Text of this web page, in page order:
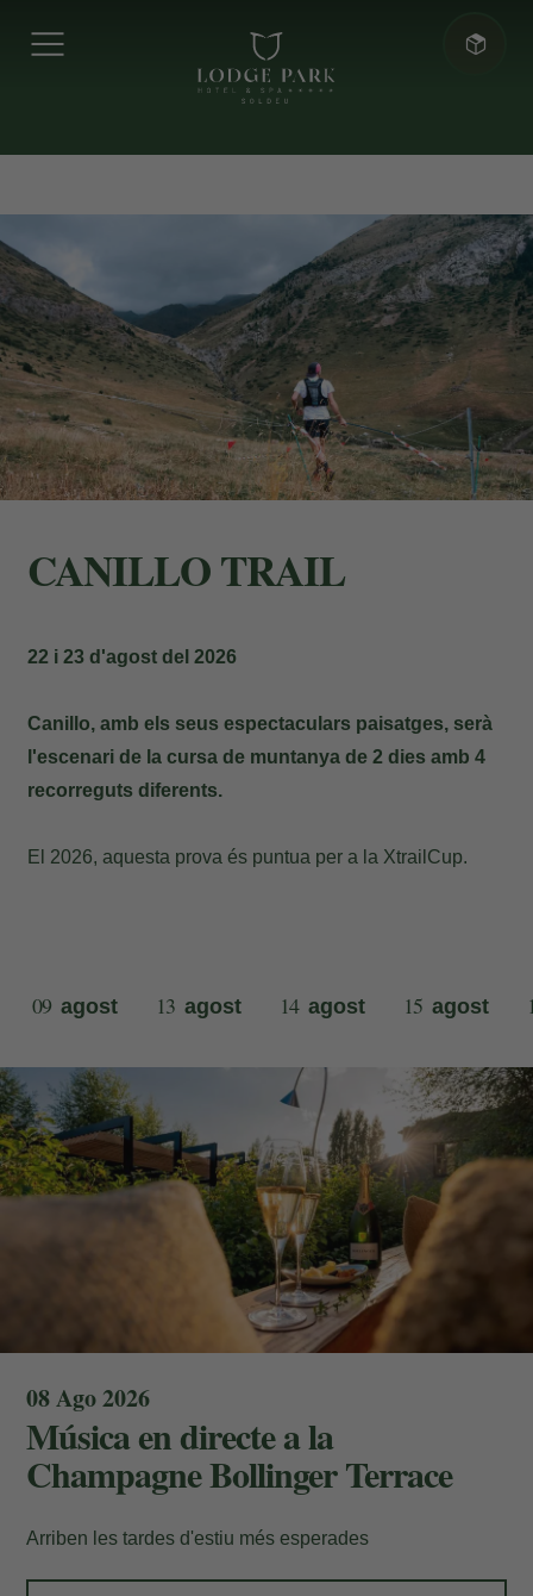
CANILLO TRAIL
22 i 23 d'agost del 2026
Canillo, amb els seus espectaculars paisatges, serà
l'escenari de la cursa de muntanya de 2 dies amb 4
recorreguts diferents.
El 2026, aquesta prova és puntua per a la XtrailCup.
08 Ago 2026
Música en directe a la
Champagne Bollinger Terrace
Arriben les tardes d'estiu més esperades
09 agost 13 agost 14 agost 15 agost